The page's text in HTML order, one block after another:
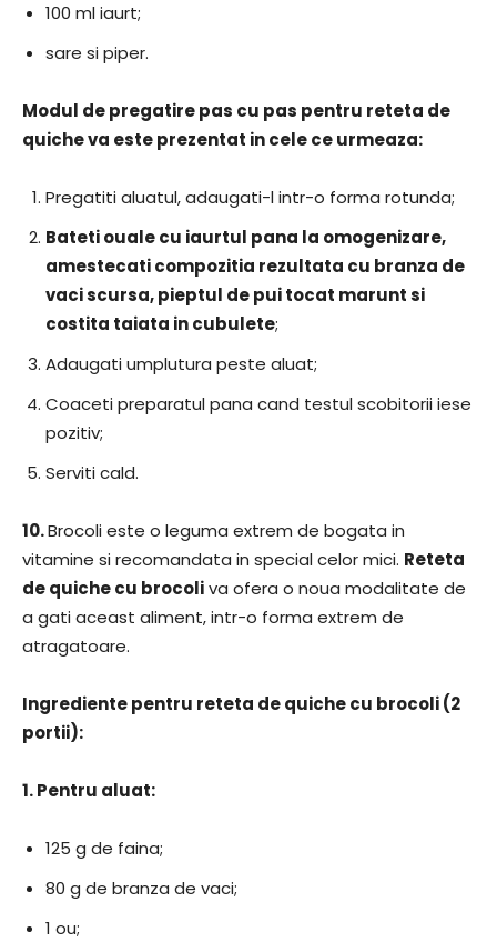
100 ml iaurt;
sare si piper.
Modul de pregatire pas cu pas pentru reteta de
quiche va este prezentat in cele ce urmeaza:
Pregatiti aluatul, adaugati-l intr-o forma rotunda;
Bateti ouale cu iaurtul pana la omogenizare,
amestecati compozitia rezultata cu branza de
vaci scursa, pieptul de pui tocat marunt si
costita taiata in cubulete;
Adaugati umplutura peste aluat;
Coaceti preparatul pana cand testul scobitorii iese
pozitiv;
Serviti cald.
10.Brocoli este o leguma extrem de bogata in
vitamine si recomandata in special celor mici. Reteta
de quiche cu brocoliva ofera o noua modalitate de
a gati aceast aliment, intr-o forma extrem de
atragatoare.
Ingrediente pentru reteta de quiche cu brocoli (2
portii):
1. Pentru aluat:
125 g de faina;
80 g de branza de vaci;
1 ou;